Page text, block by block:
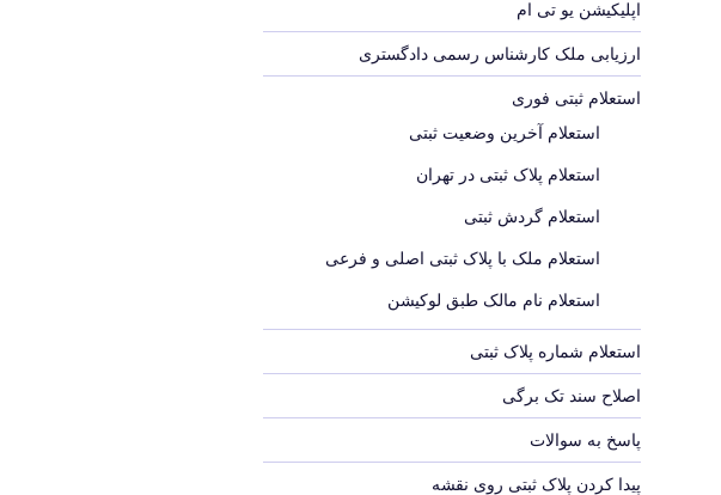
اپلیکیشن یو تی ام
ارزیابی ملک کارشناس رسمی دادگستری
استعلام ثبتی فوری
استعلام آخرین وضعیت ثبتی
استعلام پلاک ثبتی در تهران
استعلام گردش ثبتی
استعلام ملک با پلاک ثبتی اصلی و فرعی
استعلام نام مالک طبق لوکیشن
استعلام شماره پلاک ثبتی
اصلاح سند تک برگی
پاسخ به سوالات
پیدا کردن پلاک ثبتی روی نقشه